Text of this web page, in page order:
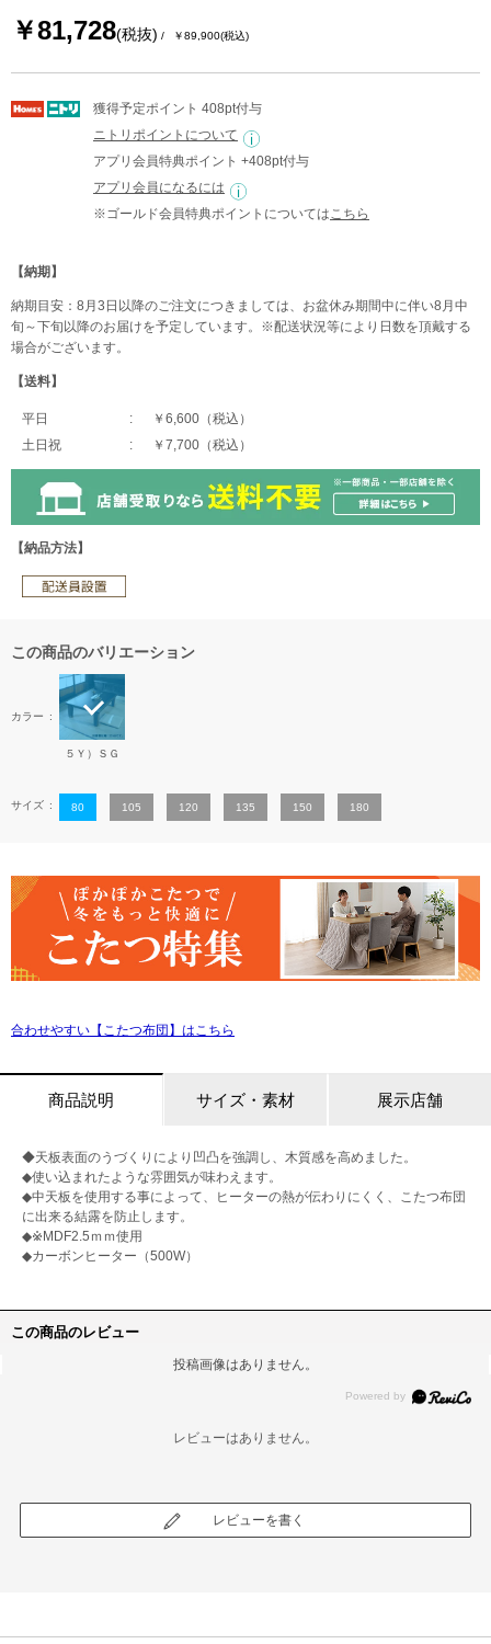
￥81,728(税抜) ￥89,900(税込)
獲得予定ポイント 408pt付与
ニトリポイントについて
アプリ会員特典ポイント +408pt付与
アプリ会員になるには
※ゴールド会員特典ポイントについては こちら
【納期】
納期目安：8月3日以降のご注文につきましては、お盆休み期間中に伴い8月中
旬～下旬以降のお届けを予定しています。※配送状況等により日数を頂戴する
場合がございます。
【送料】
平日
￥6,600（税込）
土日祝
￥7,700（税込）
【納品方法】
この商品のバリエーション
カラー
５Ｙ）ＳＧ
サイズ 80 105 120 135 150 180
合わせやすい【こたつ布団】はこちら
商品説明 サイズ・素材 展示店舗
◆天板表面のうづくりにより凹凸を強調し、木質感を高めました。
◆使い込まれたような雰囲気が味わえます。
◆中天板を使用する事によって、ヒーターの熱が伝わりにくく、こたつ布団
に出来る結露を防止します。
◆※MDF2.5ｍｍ使用
◆カーボンヒーター（500W）
この商品のレビュー
投稿画像はありません。
レビューはありません。
レビューを書く